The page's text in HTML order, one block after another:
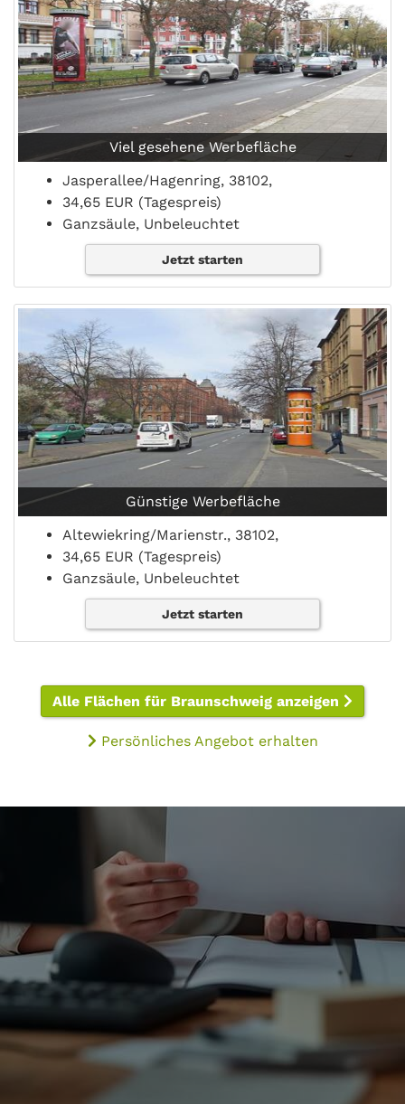
Viel gesehene Werbefläche
Jasperallee/Hagenring, 38102,
34,65 EUR (Tagespreis)
Ganzsäule, Unbeleuchtet
Jetzt starten
Günstige Werbefläche
Altewiekring/Marienstr., 38102,
34,65 EUR (Tagespreis)
Ganzsäule, Unbeleuchtet
Jetzt starten
Alle Flächen für Braunschweig anzeigen
Persönliches Angebot erhalten